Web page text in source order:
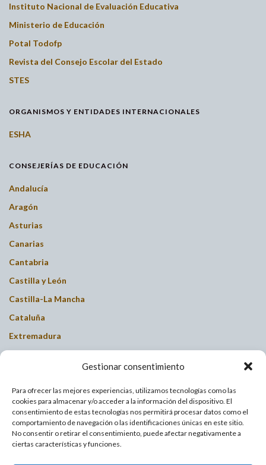
Gestionar consentimiento
Para ofrecer las mejores experiencias, utilizamos tecnologías como las
cookies para almacenar y/o acceder a la información del dispositivo. El
consentimiento de estas tecnologías nos permitirá procesar datos como el
comportamiento de navegación o las identificaciones únicas en este sitio.
No consentir o retirar el consentimiento, puede afectar negativamente a
ciertas características y funciones.
Instituto Nacional de Evaluación Educativa
Ministerio de Educación
Potal Todofp
Revista del Consejo Escolar del Estado
STES
ORGANISMOS Y ENTIDADES INTERNACIONALES
ESHA
CONSEJERÍAS DE EDUCACIÓN
Andalucía
Aragón
Asturias
Canarias
Cantabria
Castilla y León
Castilla-La Mancha
Cataluña
Extremadura
La Rioja
Madrid
Murcia
Navarra